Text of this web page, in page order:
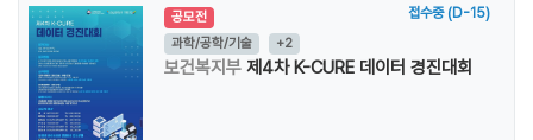
공모전
접수중 (D-15)
과학/공학/기술
+2
보건복지부 제4차 K-CURE 데이터 경진대회